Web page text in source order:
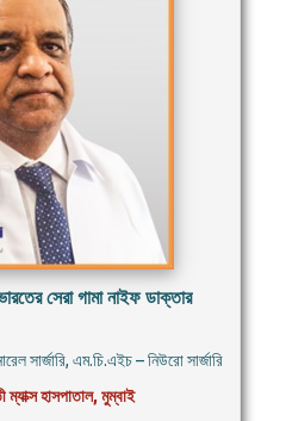
সেরা গামা নাইফ ডাক্তার
সার্জারি, এম.চি.এইচ – নিউরো সার্জারি
ম্যাক্স হাসপাতাল, মুম্বাই